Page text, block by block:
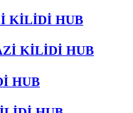
KİLİDİ HUB
KİLİDİ HUB
HUB